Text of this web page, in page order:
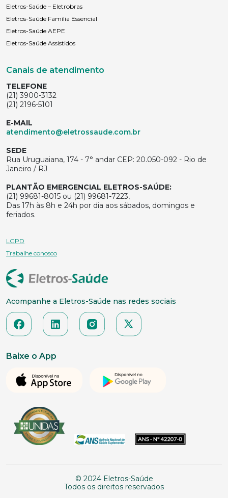
Eletros-Saúde – Eletrobras
Eletros-Saúde Família Essencial
Eletros-Saúde AEPE
Eletros-Saúde Assistidos
Canais de atendimento
TELEFONE
(21) 3900-3132
(21) 2196-5101
E-MAIL
atendimento@eletrossaude.com.br
SEDE
Rua Uruguaiana, 174 - 7° andar CEP: 20.050-092 - Rio de
Janeiro / RJ
PLANTÃO EMERGENCIAL ELETROS-SAÚDE:
(21) 99681-8015 ou (21) 99681-7223,
Das 17h às 8h e 24h por dia aos sábados, domingos e
feriados.
LGPD
Trabalhe conosco
Acompanhe a Eletros-Saúde nas redes sociais
Baixe o App
© 2024 Eletros-Saúde
Todos os direitos reservados